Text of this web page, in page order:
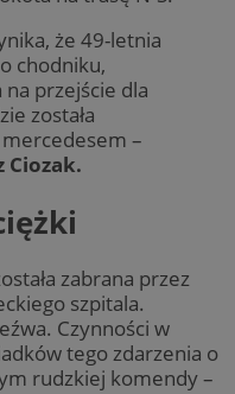
że 49-letnia
chodniku,
przejście dla
została
–
Ciozak.
zabrana przez
szpitala.
Czynności w
tego zdarzenia o
rudzkiej komendy –